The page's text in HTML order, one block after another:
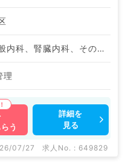
人工透析科、一般内科、腎臓内科、その他
理
う
詳細を
見る
07/27 求人No. : 649829